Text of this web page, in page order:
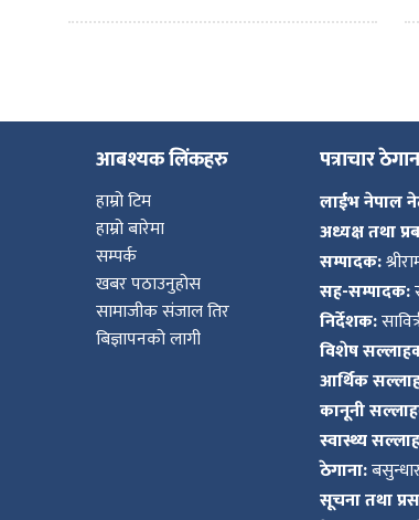
आबश्यक लिंकहरु
हाम्रो टिम
हाम्रो बारेमा
सम्पर्क
खबर पठाउनुहोस
सामाजीक संजाल तिर
बिज्ञापनको लागी
पत्राचार
लाईभ नेपाल
अध्यक्ष तथा
सम्पादक:
सह-सम्पादक:
निर्देशक:
विशेष
आर्थिक
कानूनी
स्वास्थ्य
ठेगाना:
सूचना तथा